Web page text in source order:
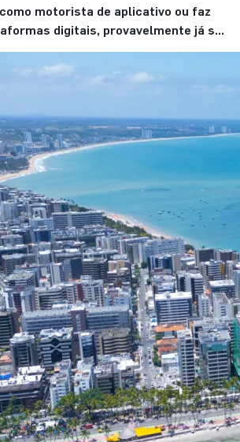
motorista de aplicativo ou faz
digitais, provavelmente já se
renda é suficiente para financiar um
da casa própria. E, mais do que
reconhece esses ganhos